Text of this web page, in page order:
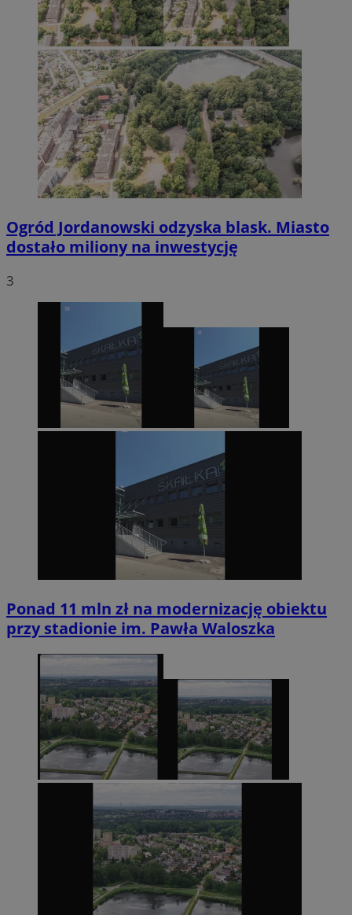
Ogród Jordanowski odzyska blask. Miasto
dostało miliony na inwestycję
3
Ponad 11 mln zł na modernizację obiektu
przy stadionie im. Pawła Waloszka